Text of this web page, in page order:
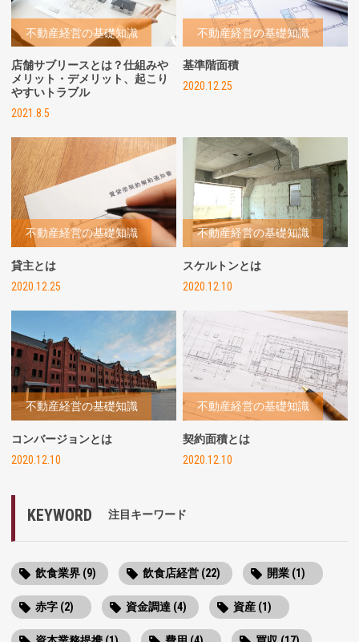
不動産経営の基礎知識
店舗サブリースとは？仕組みや
メリット・デメリット、起こり
やすいトラブル
2021.8.5
不動産経営の基礎知識
基準階面積
2020.12.25
不動産経営の基礎知識
貸主とは
2020.12.25
不動産経営の基礎知識
スケルトンとは
2020.12.10
不動産経営の基礎知識
コンバージョンとは
2020.12.10
不動産経営の基礎知識
契約面積とは
2020.12.10
KEYWORD 注目キーワード
飲食業界 (9) 飲食店経営 (22) 開業 (1)
赤字 (2) 資金調達 (4) 資産 (1)